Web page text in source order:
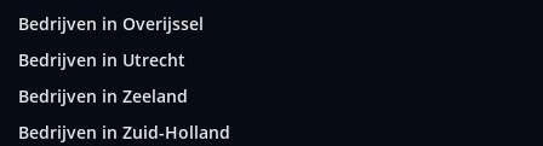
Bedrijven in Overijssel
Bedrijven in Utrecht
Bedrijven in Zeeland
Bedrijven in Zuid-Holland